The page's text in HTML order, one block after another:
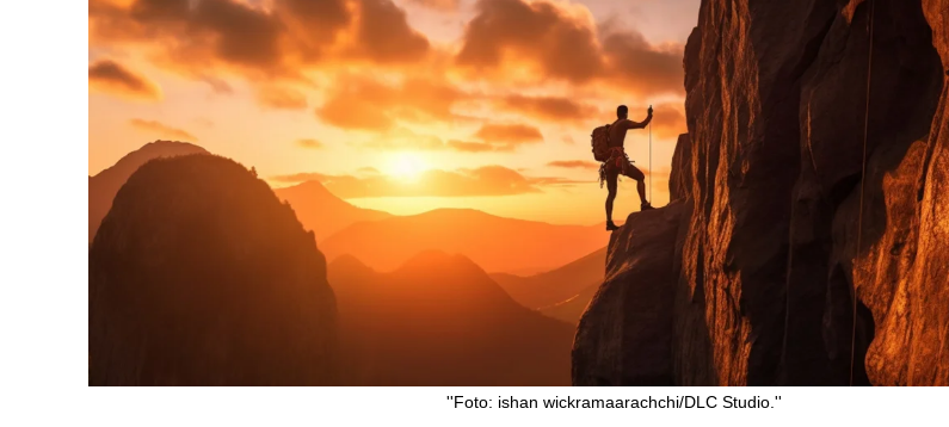
''Foto: ishan wickramaarachchi/DLC Studio.''